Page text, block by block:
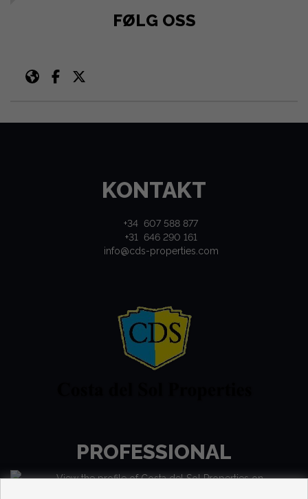
FØLG OSS
KONTAKT
+34 607 588 877
+31 646 290 161
info@cds-properties.com
PROFESSIONAL